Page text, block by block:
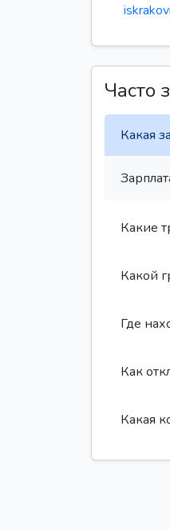
Часто
Какая
Какие
Какой
Где
Как
Какая